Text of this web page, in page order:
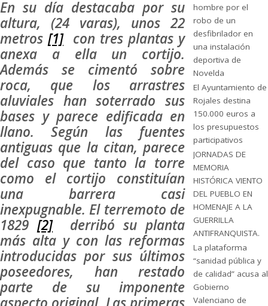
En su día destacaba por su
altura, (24 varas), unos 22
metros[1]con tres plantas y
anexa a ella un cortijo.
Además se cimentó sobre
roca, que los arrastres
aluviales han soterrado sus
bases y parece edificada en
llano. Según las fuentes
antiguas que la citan, parece
del caso que tanto la torre
como el cortijo constituían
una barrera casi
inexpugnable. El terremoto de
1829[2]derribó su planta
más alta y con las reformas
introducidas por sus últimos
poseedores, han restado
parte de su imponente
hombre por el
robo de un
desfibrilador en
una instalación
deportiva de
Novelda
El Ayuntamiento de
Rojales destina
150.000 euros a
los presupuestos
participativos
JORNADAS DE
MEMORIA
HISTÓRICA VIENTO
DEL PUEBLO EN
HOMENAJE A LA
GUERRILLA
ANTIFRANQUISTA.
La plataforma
“sanidad pública y
de calidad” acusa al
Gobierno
Valenciano de